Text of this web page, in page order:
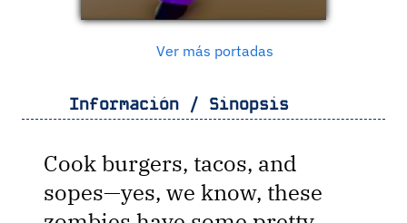
Ver más portadas
Información / Sinopsis
Cook burgers, tacos, and
sopes—yes, we know, these